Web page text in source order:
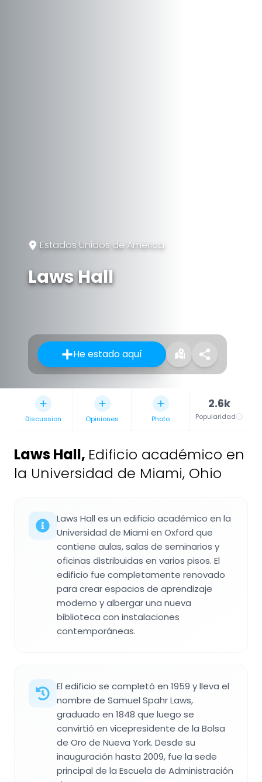
Estados Unidos de América
Laws Hall
He estado aquí
Discussion Opiniones Photo
2.6k
Popularidad
Laws Hall, Edificio académico en
la Universidad de Miami, Ohio
Laws Hall es un edificio académico en la
Universidad de Miami en Oxford que
contiene aulas, salas de seminarios y
oficinas distribuidas en varios pisos. El
edificio fue completamente renovado
para crear espacios de aprendizaje
moderno y albergar una nueva
biblioteca con instalaciones
contemporáneas.
El edificio se completó en 1959 y lleva el
nombre de Samuel Spahr Laws,
graduado en 1848 que luego se
convirtió en vicepresidente de la Bolsa
de Oro de Nueva York. Desde su
inauguración hasta 2009, fue la sede
principal de la Escuela de Administración